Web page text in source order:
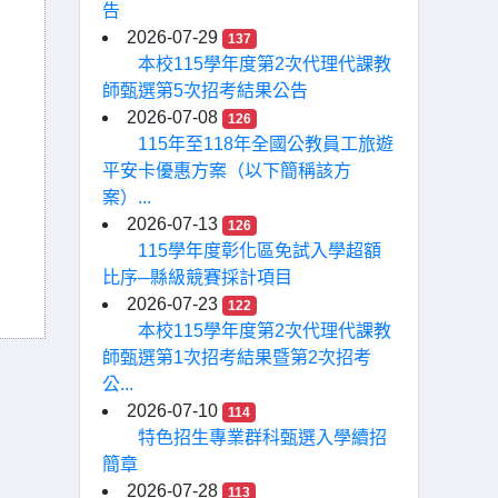
告
2026-07-29
137
本校115學年度第2次代理代課教
師甄選第5次招考結果公告
2026-07-08
126
115年至118年全國公教員工旅遊
平安卡優惠方案（以下簡稱該方
案）...
2026-07-13
126
115學年度彰化區免試入學超額
比序─縣級競賽採計項目
2026-07-23
122
本校115學年度第2次代理代課教
師甄選第1次招考結果暨第2次招考
公...
2026-07-10
114
特色招生專業群科甄選入學續招
簡章
2026-07-28
113